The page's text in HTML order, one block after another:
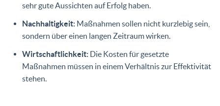
sehr gute Aussichten auf Erfolg haben.
Nachhaltigkeit: Maßnahmen sollen nicht kurzlebig sein,
sondern über einen langen Zeitraum wirken.
Wirtschaftlichkeit: Die Kosten für gesetzte
Maßnahmen müssen in einem Verhältnis zur Effektivität
stehen.